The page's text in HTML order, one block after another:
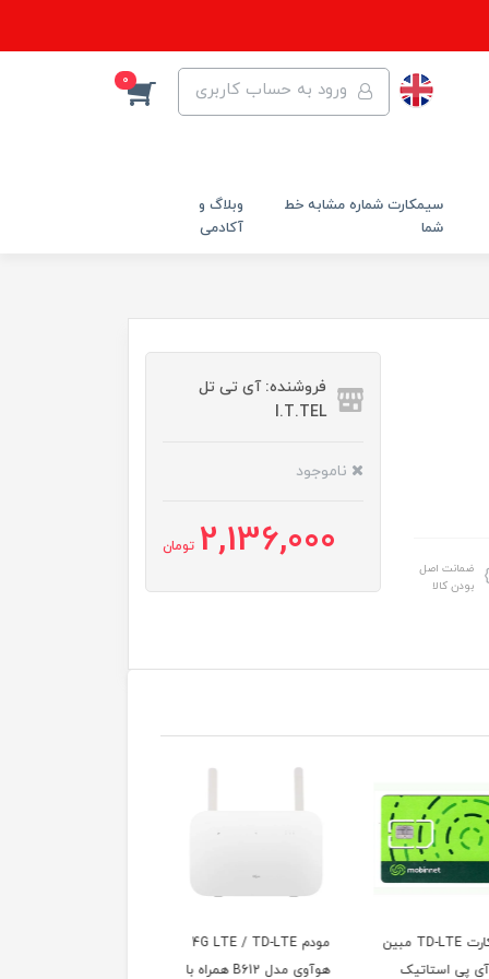
ورود به حساب کاربری 0
سیمکارت شماره مشابه خط
شما
وبلاگ و
آکادمی
ضمانت اصل
بودن کالا
فروشنده: آی تی تل
I.T.TEL
ناموجود
2,136,000 تومان
مودم 4G LTE / TD-LTE
هوآوی مدل B612 همراه با
مودم 5G فضای باز هوآوی
مدل HUAWEI N5368